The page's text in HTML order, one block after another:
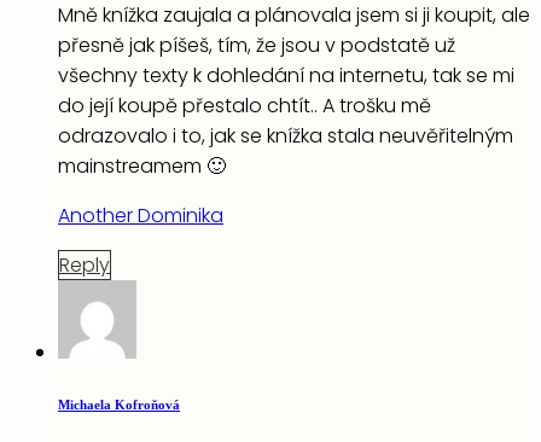
Mně knížka zaujala a plánovala jsem si ji koupit, ale
přesně jak píšeš, tím, že jsou v podstatě už
všechny texty k dohledání na internetu, tak se mi
do její koupě přestalo chtít.. A trošku mě
odrazovalo i to, jak se knížka stala neuvěřitelným
mainstreamem 🙂
Another Dominika
Reply
Michaela Kofroňová